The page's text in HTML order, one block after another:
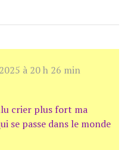
à 20 h 26 min
crier plus fort ma
se passe dans le monde